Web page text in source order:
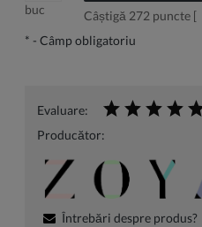
buc
Câștigă 272 puncte [
* - Câmp obligatoriu
Evaluare:
Producător:
Întrebări despre produs?